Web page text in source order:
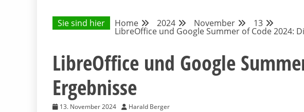
Sie sind hier Home 2024 November 13
LibreOffice und Google Summer of Code 2024:
LibreOffice und Google
Ergebnisse
13. November 2024 Harald Berger